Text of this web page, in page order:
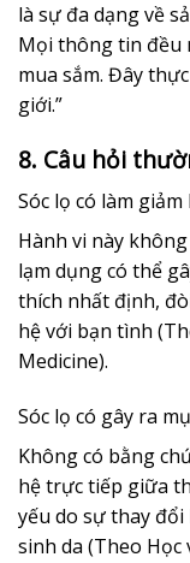
là sự đa dạng về
Mọi thông tin đều
mua sắm. Đây
giới.”
8. Câu hỏi
Sóc lọ có làm
Hành vi này
lạm dụng có thể
thích nhất định,
hệ với bạn tình
Medicine).
Sóc lọ có gây ra
Không có bằng
hệ trực tiếp giữa
yếu do sự thay
sinh da (Theo Học